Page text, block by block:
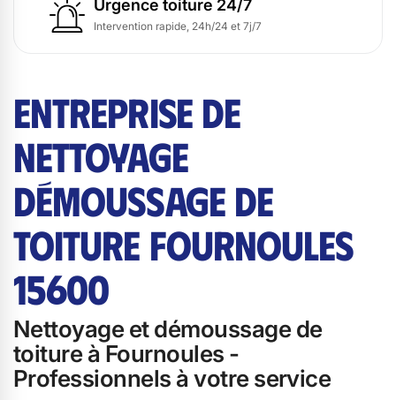
Urgence toiture 24/7
Intervention rapide, 24h/24 et 7j/7
ENTREPRISE DE
NETTOYAGE
DÉMOUSSAGE DE
TOITURE FOURNOULES
15600
Nettoyage et démoussage de
toiture à Fournoules -
Professionnels à votre service